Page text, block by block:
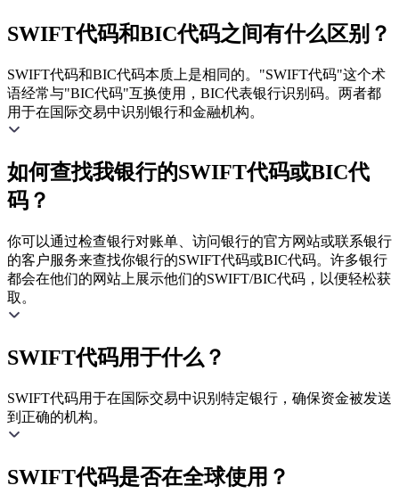
SWIFT代码和BIC代码之间有什么区别？
SWIFT代码和BIC代码本质上是相同的。"SWIFT代码"这个术
语经常与"BIC代码"互换使用，BIC代表银行识别码。两者都
用于在国际交易中识别银行和金融机构。
如何查找我银行的SWIFT代码或BIC代
码？
你可以通过检查银行对账单、访问银行的官方网站或联系银行
的客户服务来查找你银行的SWIFT代码或BIC代码。许多银行
都会在他们的网站上展示他们的SWIFT/BIC代码，以便轻松获
取。
SWIFT代码用于什么？
SWIFT代码用于在国际交易中识别特定银行，确保资金被发送
到正确的机构。
SWIFT代码是否在全球使用？